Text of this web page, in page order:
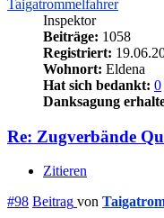
Taigatrommelfahrer
Inspektor
Beiträge: 1058
Registriert:
Wohnort: Eldena
Hat sich bedankt: 0
Danksagung
Re: Zugverbände
Zitieren
#98 Beitrag von